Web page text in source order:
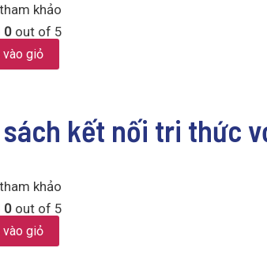
khảo
0out of 5
vào giỏ
kết nối tri thức
khảo
0out of 5
vào giỏ